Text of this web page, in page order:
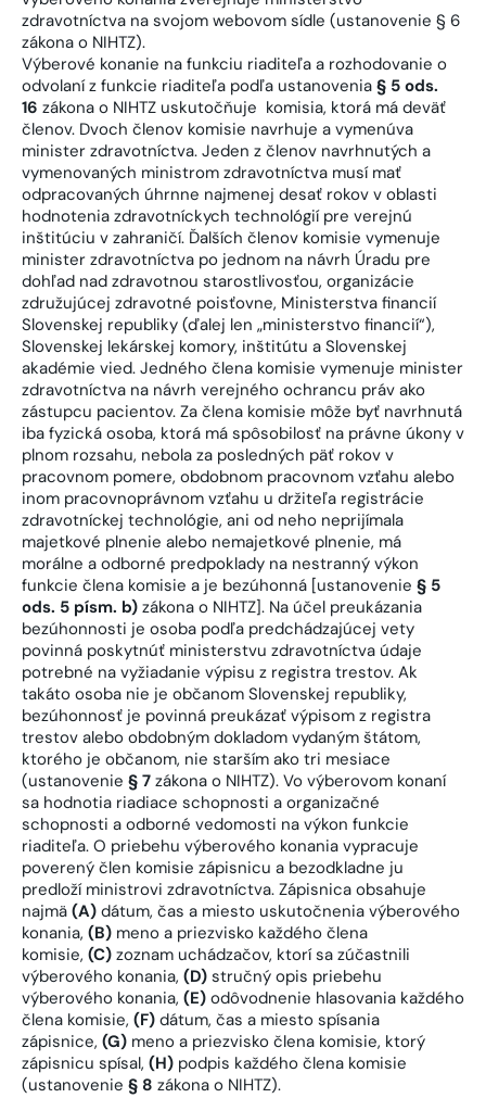
zdravotníctva na svojom webovom sídle (ustanovenie § 6
zákona o NIHTZ).
Výberové konanie na funkciu riaditeľa a rozhodovanie o
odvolaní z funkcie riaditeľa podľa ustanovenia § 5 ods.
16 zákona o NIHTZ uskutočňuje komisia, ktorá má deväť
členov. Dvoch členov komisie navrhuje a vymenúva
minister zdravotníctva. Jeden z členov navrhnutých a
vymenovaných ministrom zdravotníctva musí mať
odpracovaných úhrnne najmenej desať rokov v oblasti
hodnotenia zdravotníckych technológií pre verejnú
inštitúciu v zahraničí. Ďalších členov komisie vymenuje
minister zdravotníctva po jednom na návrh Úradu pre
dohľad nad zdravotnou starostlivosťou, organizácie
združujúcej zdravotné poisťovne, Ministerstva financií
Slovenskej republiky (ďalej len „ministerstvo financií“),
Slovenskej lekárskej komory, inštitútu a Slovenskej
akadémie vied. Jedného člena komisie vymenuje minister
zdravotníctva na návrh verejného ochrancu práv ako
zástupcu pacientov. Za člena komisie môže byť navrhnutá
iba fyzická osoba, ktorá má spôsobilosť na právne úkony v
plnom rozsahu, nebola za posledných päť rokov v
pracovnom pomere, obdobnom pracovnom vzťahu alebo
inom pracovnoprávnom vzťahu u držiteľa registrácie
zdravotníckej technológie, ani od neho neprijímala
majetkové plnenie alebo nemajetkové plnenie, má
morálne a odborné predpoklady na nestranný výkon
funkcie člena komisie a je bezúhonná [ustanovenie § 5
ods. 5 písm. b) zákona o NIHTZ]. Na účel preukázania
bezúhonnosti je osoba podľa predchádzajúcej vety
povinná poskytnúť ministerstvu zdravotníctva údaje
potrebné na vyžiadanie výpisu z registra trestov. Ak
takáto osoba nie je občanom Slovenskej republiky,
bezúhonnosť je povinná preukázať výpisom z registra
trestov alebo obdobným dokladom vydaným štátom,
ktorého je občanom, nie starším ako tri mesiace
(ustanovenie § 7 zákona o NIHTZ). Vo výberovom konaní
sa hodnotia riadiace schopnosti a organizačné
schopnosti a odborné vedomosti na výkon funkcie
riaditeľa. O priebehu výberového konania vypracuje
poverený člen komisie zápisnicu a bezodkladne ju
predloží ministrovi zdravotníctva. Zápisnica obsahuje
najmä (A) dátum, čas a miesto uskutočnenia výberového
konania, (B) meno a priezvisko každého člena
komisie, (C) zoznam uchádzačov, ktorí sa zúčastnili
výberového konania, (D) stručný opis priebehu
výberového konania, (E) odôvodnenie hlasovania každého
člena komisie, (F) dátum, čas a miesto spísania
zápisnice, (G) meno a priezvisko člena komisie, ktorý
zápisnicu spísal, (H) podpis každého člena komisie
(ustanovenie § 8 zákona o NIHTZ).